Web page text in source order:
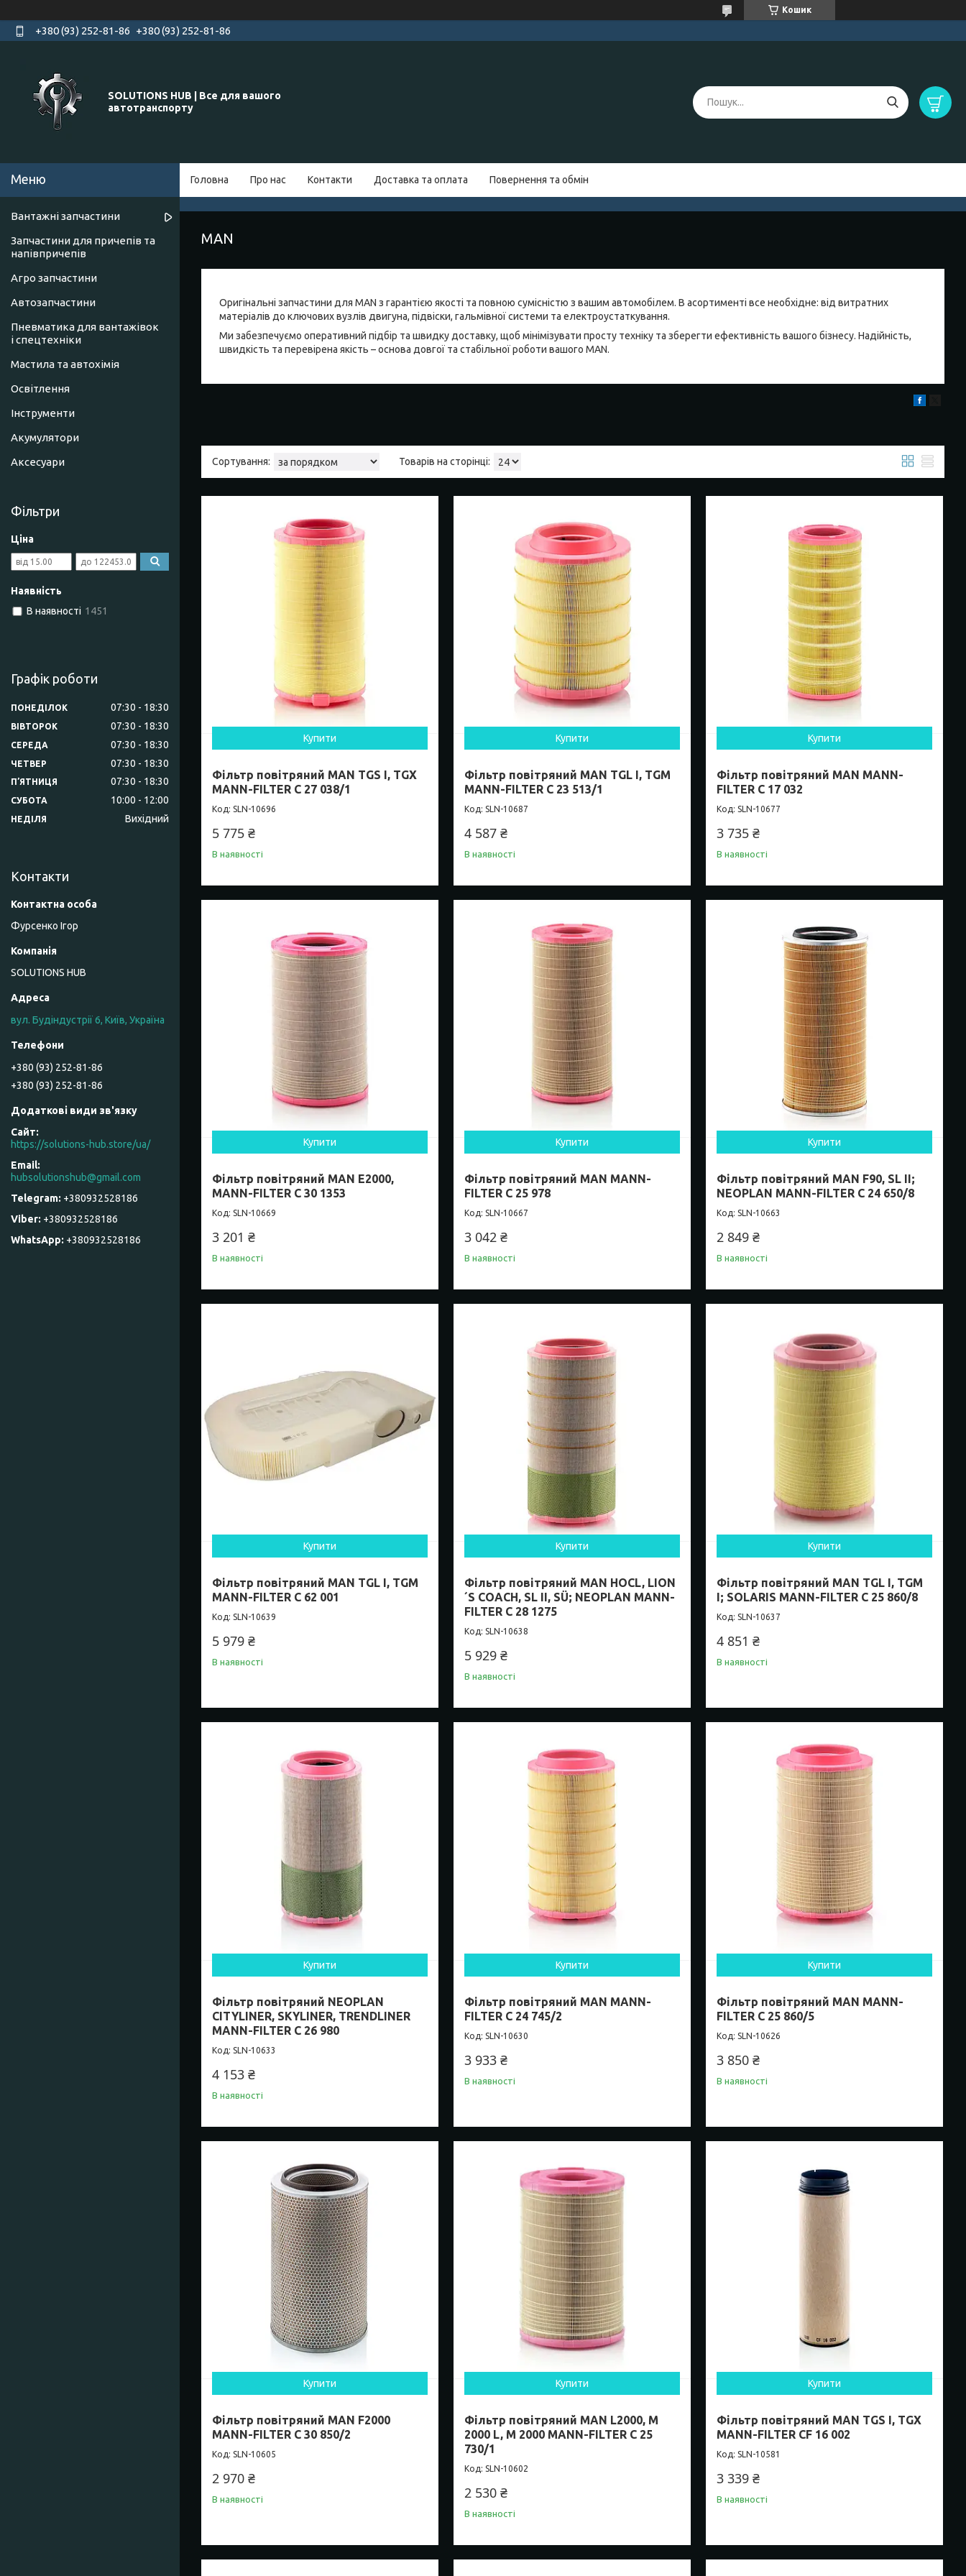
Кошик
+380 (93) 252-81-86 +380 (93) 252-81-86
SOLUTIONS HUB | Все для вашого
автотранспорту
Головна Про нас Контакти Доставка та оплата Повернення та обмін
MAN
Оригінальні запчастини для MAN з гарантією якості та повною сумісністю з вашим автомобілем. В асортименті все необхідне: від витратних
матеріалів до ключових вузлів двигуна, підвіски, гальмівної системи та електроустаткування.
Ми забезпечуємо оперативний підбір та швидку доставку, щоб мінімізувати просту техніку та зберегти ефективність вашого бізнесу. Надійність,
швидкість та перевірена якість – основа довгої та стабільної роботи вашого MAN.
Купити
Фільтр повітряний MAN TGS I, TGX
MANN-FILTER C 27 038/1
SLN-10696
5 775 ₴
В наявності
Купити
Фільтр повітряний MAN TGL I, TGM
MANN-FILTER C 23 513/1
SLN-10687
4 587 ₴
В наявності
Купити
Фільтр повітряний MAN MANN-
FILTER C 17 032
SLN-10677
3 735 ₴
В наявності
Купити
Фільтр повітряний MAN E2000,
MANN-FILTER C 30 1353
SLN-10669
3 201 ₴
В наявності
Купити
Фільтр повітряний MAN MANN-
FILTER C 25 978
SLN-10667
3 042 ₴
В наявності
Купити
Фільтр повітряний MAN F90, SL II;
NEOPLAN MANN-FILTER C 24 650/8
SLN-10663
2 849 ₴
В наявності
Купити
Фільтр повітряний MAN TGL I, TGM
MANN-FILTER C 62 001
SLN-10639
5 979 ₴
В наявності
Купити
Фільтр повітряний MAN HOCL, LION
´S COACH, SL II, SÜ; NEOPLAN MANN-
FILTER C 28 1275
SLN-10638
5 929 ₴
В наявності
Купити
Фільтр повітряний MAN TGL I, TGM
I; SOLARIS MANN-FILTER C 25 860/8
SLN-10637
4 851 ₴
В наявності
Купити
Фільтр повітряний NEOPLAN
CITYLINER, SKYLINER, TRENDLINER
MANN-FILTER C 26 980
SLN-10633
4 153 ₴
В наявності
Купити
Фільтр повітряний MAN MANN-
FILTER C 24 745/2
SLN-10630
3 933 ₴
В наявності
Купити
Фільтр повітряний MAN MANN-
FILTER C 25 860/5
SLN-10626
3 850 ₴
В наявності
Купити
Фільтр повітряний MAN F2000
MANN-FILTER C 30 850/2
SLN-10605
2 970 ₴
В наявності
Купити
Фільтр повітряний MAN L2000, M
2000 L, M 2000 MANN-FILTER C 25
730/1
SLN-10602
2 530 ₴
В наявності
Купити
Фільтр повітряний MAN TGS I, TGX
MANN-FILTER CF 16 002
SLN-10581
3 339 ₴
В наявності
Вантажні запчастини
Запчастини для причепів та
напівпричепів
Агро запчастини
Автозапчастини
Пневматика для вантажівок
і спецтехніки
Мастила та автохімія
Освітлення
Інструменти
Акумулятори
Аксесуари
Фільтри
Ціна
Наявність
В наявності 1451
Графік роботи
ПОНЕДІЛОК 07:30 18:30
ВІВТОРОК 07:30 18:30
СЕРЕДА 07:30 18:30
ЧЕТВЕР 07:30 18:30
ПʼЯТНИЦЯ 07:30 18:30
СУБОТА 10:00 12:00
НЕДІЛЯ Вихідний
Контакти
Фурсенко Ігор
SOLUTIONS HUB
вул. Будіндустрії 6, Київ, Україна
+380 (93) 252-81-86
+380 (93) 252-81-86
https://solutions-hub.store/ua/
hubsolutionshub@gmail.com
+380932528186
+380932528186
+380932528186